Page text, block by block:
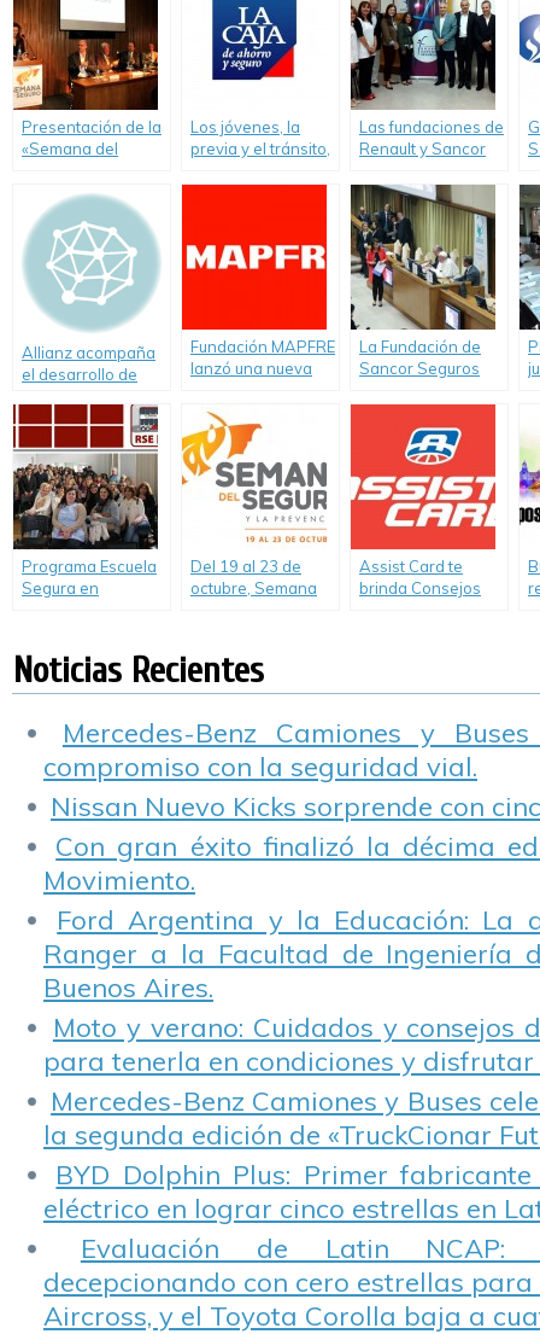
Presentación de la
«Semana del
Prevención»
Los jóvenes, la
previa y el tránsito,
Las fundaciones de
Renault y Sancor
el programa
“Educación
Ambiental” en
colegios rurales
Allianz acompaña
el desarrollo de
Fundación MAPFRE
lanzó una nueva
concurso
internacional de
cuentos
La Fundación de
Sancor Seguros
de Scholas
Occurrentes
Programa Escuela
Segura en
docentes
Del 19 al 23 de
octubre, Semana
Argentina
Assist Card te
brinda Consejos
Noticias Recientes
Mercedes-Benz Camiones y
compromiso con la seguridad vial.
Nissan Nuevo Kicks sorprende con
Con gran éxito finalizó la décima
Movimiento.
Ford Argentina y la Educación: La
Ranger a la Facultad de Ingeniería
Buenos Aires.
Moto y verano: Cuidados y consejos
para tenerla en condiciones y disfrutar
Mercedes-Benz Camiones y Buses
la segunda edición de «TruckCionar
BYD Dolphin Plus: Primer
eléctrico en lograr cinco estrellas en
Evaluación de Latin NCAP:
decepcionando con cero estrellas para
Aircross, y el Toyota Corolla baja a